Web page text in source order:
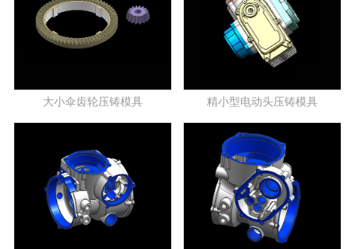
大小伞齿轮压铸模具 精小型电动头压铸模具